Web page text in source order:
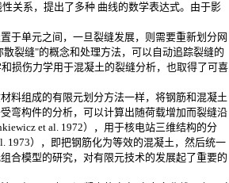
关系，提出了多种 曲线的数学表达式。由于影
单元之间，一旦裂缝发展，则需要重新划分网
裂缝"的概念和处理方法，可以自动追踪裂缝的
损伤力学用于混凝土的裂缝分析，也取得了可喜
组成的有限元划分方法一样，将钢筋和混凝土
弯构件的分析，可以计算出随荷载增加而裂缝沿
et al. 1972），用于核电站三维结构的分
1973），即把钢筋化为等效的混凝土，然后统一
合模型的研究，对有限元技术的发展起了重要的